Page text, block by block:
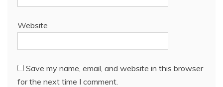
Website
Save my name, email, and website in this browser
for the next time I comment.